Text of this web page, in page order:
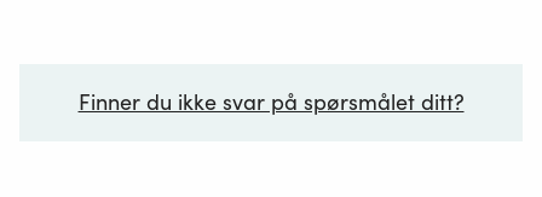
Finner du ikke svar på spørsmålet ditt?